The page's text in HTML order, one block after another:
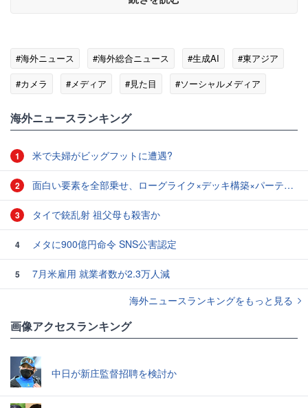
#海外ニュース #海外総合ニュース #生成AI
#東アジア
#カメラ
#メディア #見た目
#ソーシャルメディア
海外ニュースランキング
1 米で夫婦がビッグフットに遭遇?
2 面白い要素を全部乗せ、ローグライク×デッキ構築×パーティ制RPGの「Chrono Ark」を遊んでみた
3 タイで銃乱射 祖父母も殺害か
4 メタに900億円命令 SNS公害認定
5
7月米雇用 就業者数が2.3万人減
海外ニュースランキングをもっと見る
画像アクセスランキング
中日が新庄監督招聘を検討か